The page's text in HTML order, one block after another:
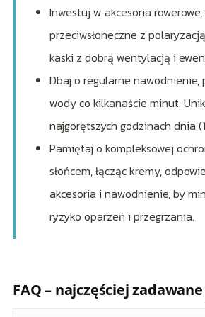
Inwestuj w akcesoria
przeciwsłoneczne z
kaski z dobrą wentylacją i
Dbaj o regularne nawodnienie,
wody co kilkanaście minut.
najgorętszych godzinach dnia
Pamiętaj o kompleksowej
słońcem, łącząc kremy,
akcesoria i nawodnienie, by
ryzyko oparzeń i przegrzania.
FAQ – najczęściej